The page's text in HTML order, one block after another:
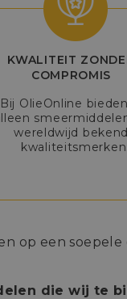
KWALITEIT
COMPROMIS
Bij OlieOnline
wereldwijd
kwaliteitsmerken.
op een
die wij te